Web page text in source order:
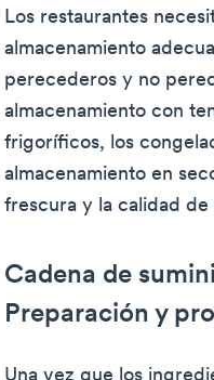
Los restaurantes
almacenamiento
perecederos y no
almacenamiento con
frigoríficos, los
almacenamiento en
frescura y la calidad
Cadena de
Preparación y